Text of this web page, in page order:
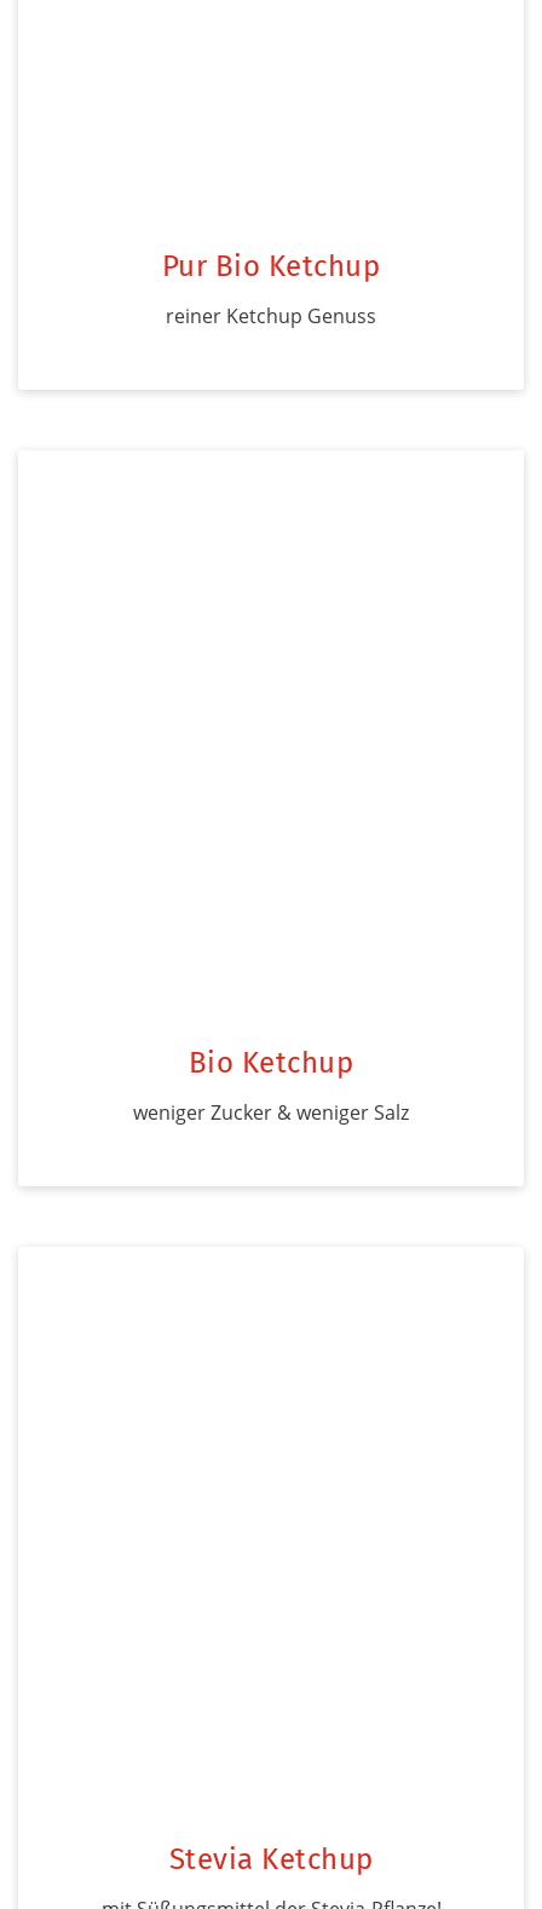
Pur Bio Ketchup
reiner Ketchup Genuss
Bio Ketchup
weniger Zucker & weniger Salz
Stevia Ketchup